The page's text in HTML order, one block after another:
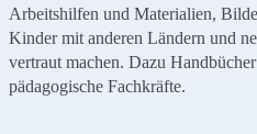
Arbeitshilfen und Materialien,
Kinder mit anderen Ländern und
vertraut machen. Dazu
pädagogische Fachkräfte.